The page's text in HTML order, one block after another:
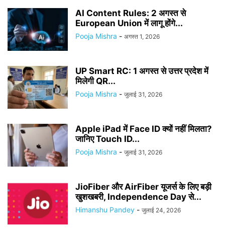
AI Content Rules: 2 अगस्त से
European Union में लागू होंगे...
Pooja Mishra - अगस्त 1, 2026
UP Smart RC: 1 अगस्त से उत्तर प्रदेश में
मिलेगी QR...
Pooja Mishra - जुलाई 31, 2026
Apple iPad में Face ID क्यों नहीं मिलता?
जानिए Touch ID...
Pooja Mishra - जुलाई 31, 2026
JioFiber और AirFiber यूजर्स के लिए बड़ी
खुशखबरी, Independence Day से...
Himanshu Pandey - जुलाई 24, 2026